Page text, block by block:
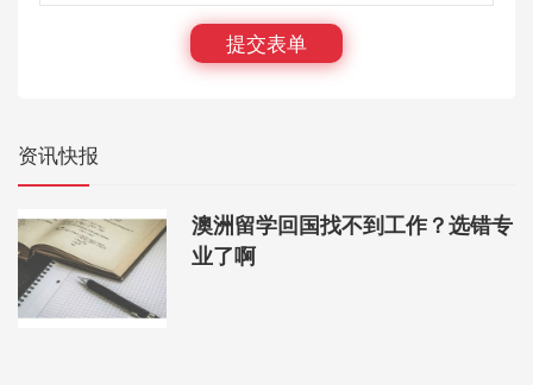
提交表单
资讯快报
澳洲留学回国找不到工作？选错专
业了啊